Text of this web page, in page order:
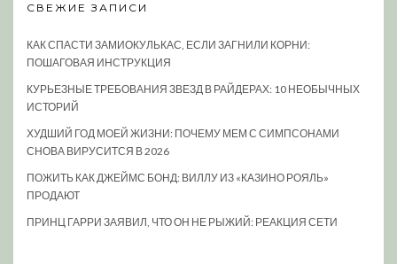
СВЕЖИЕ ЗАПИСИ
КАК СПАСТИ ЗАМИОКУЛЬКАС, ЕСЛИ ЗАГНИЛИ КОРНИ:
ПОШАГОВАЯ ИНСТРУКЦИЯ
КУРЬЕЗНЫЕ ТРЕБОВАНИЯ ЗВЕЗД В РАЙДЕРАХ: 10 НЕОБЫЧНЫХ
ИСТОРИЙ
ХУДШИЙ ГОД МОЕЙ ЖИЗНИ: ПОЧЕМУ МЕМ С СИМПСОНАМИ
СНОВА ВИРУСИТСЯ В 2026
ПОЖИТЬ КАК ДЖЕЙМС БОНД: ВИЛЛУ ИЗ «КАЗИНО РОЯЛЬ»
ПРОДАЮТ
ПРИНЦ ГАРРИ ЗАЯВИЛ, ЧТО ОН НЕ РЫЖИЙ: РЕАКЦИЯ СЕТИ